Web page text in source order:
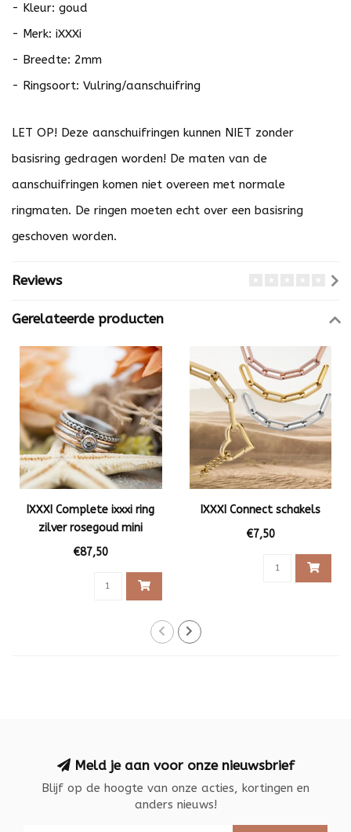
- Kleur: goud
- Merk: iXXXi
- Breedte: 2mm
- Ringsoort: Vulring/aanschuifring
LET OP! Deze aanschuifringen kunnen NIET zonder
basisring gedragen worden! De maten van de
aanschuifringen komen niet overeen met normale
ringmaten. De ringen moeten echt over een basisring
geschoven worden.
Reviews
Gerelateerde producten
IXXXI Complete ixxxi ring
zilver rosegoud mini
steentje
€87,50
IXXXI Connect schakels
€7,50
Meld je aan voor onze nieuwsbrief
Blijf op de hoogte van onze acties, kortingen en
anders nieuws!